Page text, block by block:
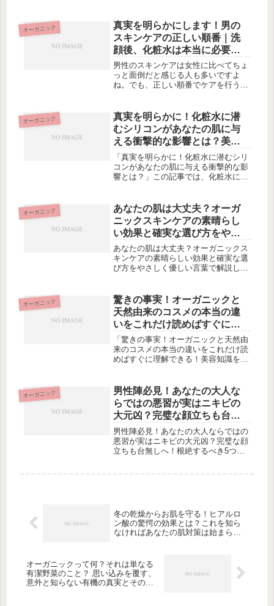
す。さらに、肌のバリア機能が弱まっ
ている場合もヒリヒリを引き起こすこ
とが...
オーガニック
真実を明らかにします！男の
スキンケアの正しい順番｜洗
顔後、化粧水は本当に必要な
の？その次に何をするべきな
の？意外な答えが待ち受けて
います！
男性のスキンケアは女性に比べてちょ
っと面倒だと感じる人も多いですよ
ね。でも、正しい順番でケアを行うこ
のスキンケアの重要性や各アイテムの
役割、そして正しい順番について詳し
く解...
オーガニック
真実を明らかに！化粧水に潜
むシリコンがあなたの肌に与
える衝撃的な影響とは？美肌
のための解説を紐解く
「真実を明らかに！化粧水に潜むシリ
コンがあなたの肌に与える衝撃的な影
響とは？」この記事では、化粧水に含
確認されているシリコンの種類や、気
になる揮発性のあるシリコン、知られ
ざ...
オーガニック
あなたの肌は大丈夫？オーガ
ニックスキンケアの素晴らし
い効果と確実な選び方をやさ
しく優しい言葉で解説しま
す！
あなたの肌は大丈夫？オーガニックス
キンケアの素晴らしい効果と確実な選
び方をやさしく優しい言葉で解説しま
は、肌に対して驚くべき効果がありま
す。まず一つ目は、敏感肌や過敏肌に
優...
オーガニック
驚きの事実！オーガニックと
天然由来のコスメの本当の違
いをこれだけ読めばすぐに理
解できる！美容知識を身につ
けて磨く自分自身の美しさ。
「驚きの事実！オーガニックと天然由
来のコスメの本当の違いをこれだけ読
めばすぐに理解できる！美容知識を身
べき違いについてご紹介します。ま
ず、天然由来のコスメとは、植物や自
然の...
オーガニック
男性陣必見！あなたの大人な
らではの悪習が実はニキビの
大元凶？完璧な顔立ちも台無
しへ！根絶するべき5つの原因
と確実な対策を専門家が詳
解！
男性陣必見！あなたの大人ならではの
悪習が実はニキビの大元凶？完璧な顔
立ちも台無しへ！根絶するべき5つの
冬の乾燥からお肌を守る！ヒアルロ
ン酸の驚愕の効果とは？これを知ら
なければあなたの肌対策は始まらな
オーガニックって何？それは単なる
有潔野菜のこと？ 思い込みを覆す、
意外と知らない有機の真実とその深